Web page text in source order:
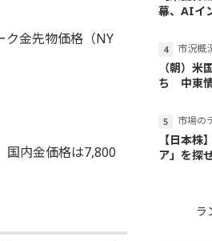
ク金先物価格（NY
国内金価格は7,800
幕、AIイ
市況概
（朝）米
ち 中東
市場のテー
【日本株
ア」を探
ラ